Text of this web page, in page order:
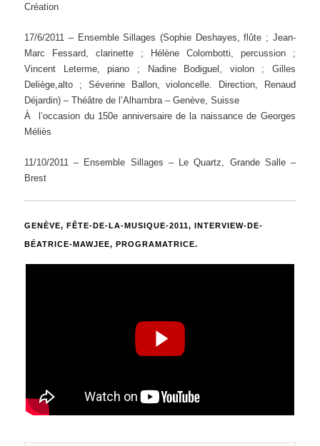
Création
17/6/2011 – Ensemble Sillages (Sophie Deshayes, flûte ; Jean-
Marc Fessard, clarinette ; Hélène Colombotti, percussion ;
Vincent Leterme, piano ; Nadine Bodiguel, violon ; Gilles
Deliège,alto ; Séverine Ballon, violoncelle. Direction, Renaud
Déjardin) –Théâtre de l’Alhambra – Genève, Suisse
À l’occasion du 150e anniversaire de la naissance de Georges
Méliès
11/10/2011 – Ensemble Sillages – Le Quartz, Grande Salle –
Brest
GENÈVE, FÊTE-DE-LA-MUSIQUE-2011, INTERVIEW-DE-
BÉATRICE-MAWJEE, PROGRAMATRICE.